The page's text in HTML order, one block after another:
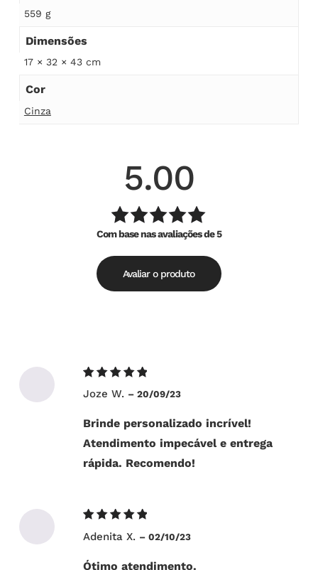
559 g
Dimensões
17 × 32 × 43 cm
Cor
Cinza
5.00
Avaliação
5.00de
5
Com base nas avaliações de 5
Avaliar o produto
5de 5
Joze W. – 20/09/23
Brinde personalizado incrível!
Atendimento impecável e entrega
rápida. Recomendo!
5de 5
Adenita X. – 02/10/23
Ótimo atendimento.